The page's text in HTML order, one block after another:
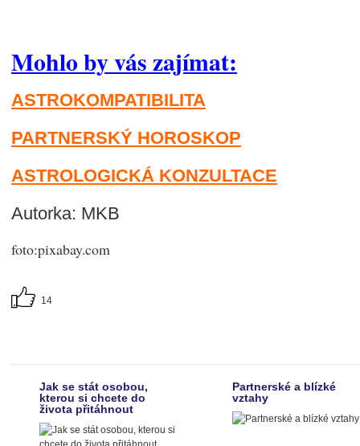
Mohlo by vás zajímat:
ASTROKOMPATIBILITA
PARTNERSKÝ HOROSKOP
ASTROLOGICKÁ KONZULTACE
Autorka: MKB
foto:pixabay.com
14
Jak se stát osobou,
kterou si chcete do
života přitáhnout
Partnerské a blízké
vztahy